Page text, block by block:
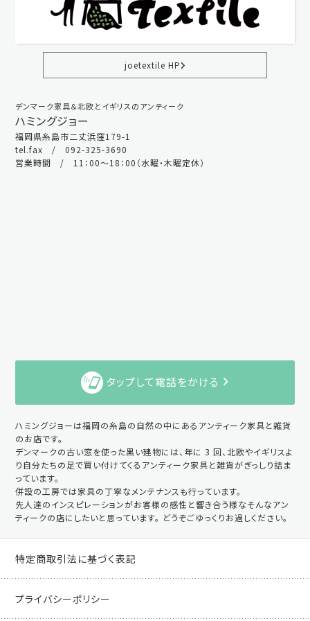
joetextile HP
デンマーク家具＆北欧とイギリスのアンティーク
ハミングジョー
福岡県糸島市二丈浜窪179-1
tel.fax / 092-325-3690
営業時間 / 11：00～18：00（水曜・木曜定休）
タップして電話をかける
ハミングジョーは福岡の糸島の自然の中にあるアンティーク家具と雑貨
のお店です。
デンマークの古い窓を使った黒い建物には、年に 3 回、北欧やイギリスよ
り自分たちの足で買い付けてくるアンティーク家具と雑貨がぎっしり詰ま
っています。
併設の工房では家具の丁寧なメンテナンスも行っています。
先人達のインスピレーションがお客様の感性と響き合う様なそんなアン
ティークの店にしたいと思っています。 どうぞごゆっくりお過しください。
特定商取引法に基づく表記
プライバシーポリシー